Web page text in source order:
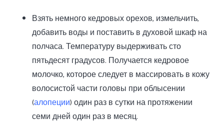
Взять немного кедровых орехов, измельчить,
добавить воды и поставить в духовой шкаф на
полчаса. Температуру выдерживать сто
пятьдесят градусов. Получается кедровое
молочко, которое следует в массировать в кожу
волосистой части головы при облысении
(алопеции) один раз в сутки на протяжении
семи дней один раз в месяц.